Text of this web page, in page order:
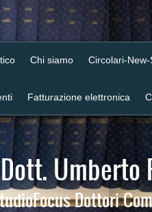
Chi siamo Circolari-
Fatturazione elettronica
Umberto
Dottori